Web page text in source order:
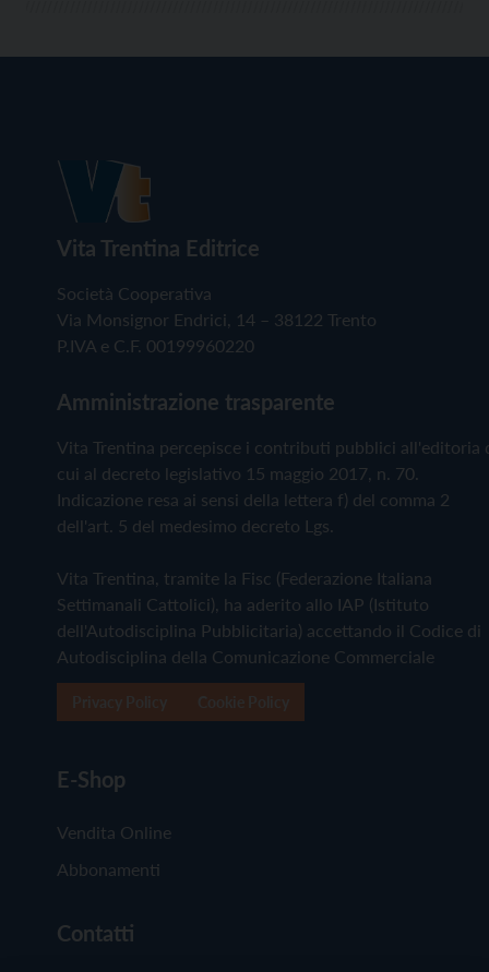
Vita Trentina Editrice
Società Cooperativa
Via Monsignor Endrici, 14 – 38122 Trento
P.IVA e C.F. 00199960220
Amministrazione trasparente
Vita Trentina percepisce i contributi pubblici all'editoria
cui al decreto legislativo 15 maggio 2017, n. 70.
Indicazione resa ai sensi della lettera f) del comma 2
dell'art. 5 del medesimo decreto Lgs.
Vita Trentina, tramite la Fisc (Federazione Italiana
Settimanali Cattolici), ha aderito allo IAP (Istituto
dell'Autodisciplina Pubblicitaria) accettando il Codice di
Autodisciplina della Comunicazione Commerciale
E-Shop
Vendita Online
Abbonamenti
Contatti